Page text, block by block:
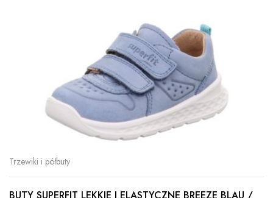
Trzewiki i półbuty
BUTY SUPERFIT LEKKIE I ELASTYCZNE BREEZE BLAU /